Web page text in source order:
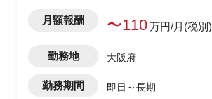
月額報酬 〜110万円/月(税別)
勤務地 大阪府
勤務期間 即日～長期